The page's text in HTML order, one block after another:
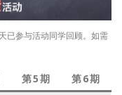
已参与活动同学回顾。如需
第5期 第6期